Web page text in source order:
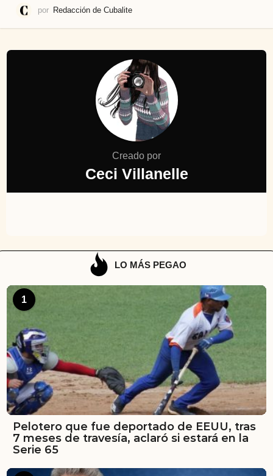
por Redacción de Cubalite
Creado por
Ceci Villanelle
LO MÁS PEGAO
1
Pelotero que fue deportado de EEUU, tras
7 meses de travesía, aclaró si estará en la
Serie 65